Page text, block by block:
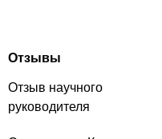
Отзывы
Отзыв научного
руководителя